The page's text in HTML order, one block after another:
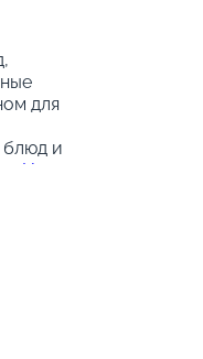
для
блюд и
по Нилу